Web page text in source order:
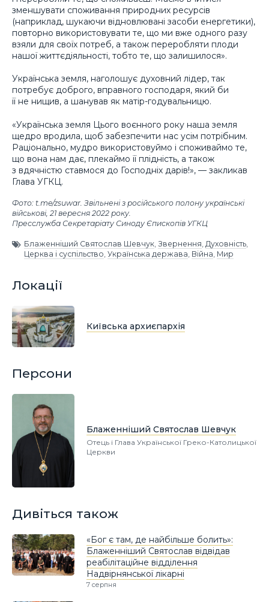
зменшувати споживання природних ресурсів
(наприклад, шукаючи відновлювані засоби енергетики),
повторно використовувати те, що ми вже одного разу
взяли для своїх потреб, а також переробляти плоди
нашої життєдіяльності, тобто те, що залишилося».
Українська земля, наголошує духовний лідер, так
потребує доброго, вправного господаря, який би
її не нищив, а шанував як матір-годувальницю.
«Українська земля Цього воєнного року наша земля
щедро вродила, щоб забезпечити нас усім потрібним.
Раціонально, мудро використовуймо і споживаймо те,
що вона нам дає, плекаймо її плідність, а також
з вдячністю ставмося до Господніх дарів!», — закликав
Глава УГКЦ.
Фото: t.me/zsuwar. Звільнені з російського полону українські
військові, 21 вересня 2022 року.
Пресслужба Секретаріату Синоду Єпископів УГКЦ
Блаженніший Святослав Шевчук, Звернення, Духовність,
Церква і суспільство, Українська держава, Війна, Мир
Локації
Київська архиєпархія
Персони
Блаженніший Святослав Шевчук
Отець і Глава Української Греко-Католицької
Церкви
Дивіться також
«Бог є там, де найбільше болить»:
Блаженніший Святослав відвідав
реабілітаційне відділення
Надвірнянської лікарні
7 серпня